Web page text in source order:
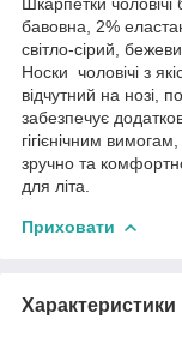
бавовна, 2%
світло-сірий,
Носки чоловічі з
відчутний на нозі,
забезпечує
гігієнічним
зручно та
для літа.
Приховати
Характеристики